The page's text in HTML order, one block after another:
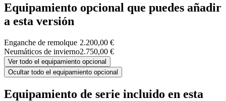
Equipamiento opcional que puedes añadir
a esta versión
Enganche de remolque 2.200,00 €
Neumáticos de invierno2.750,00 €
Ver todo el equipamiento opcional
Ocultar todo el equipamiento opcional
Equipamiento de serie incluido en esta